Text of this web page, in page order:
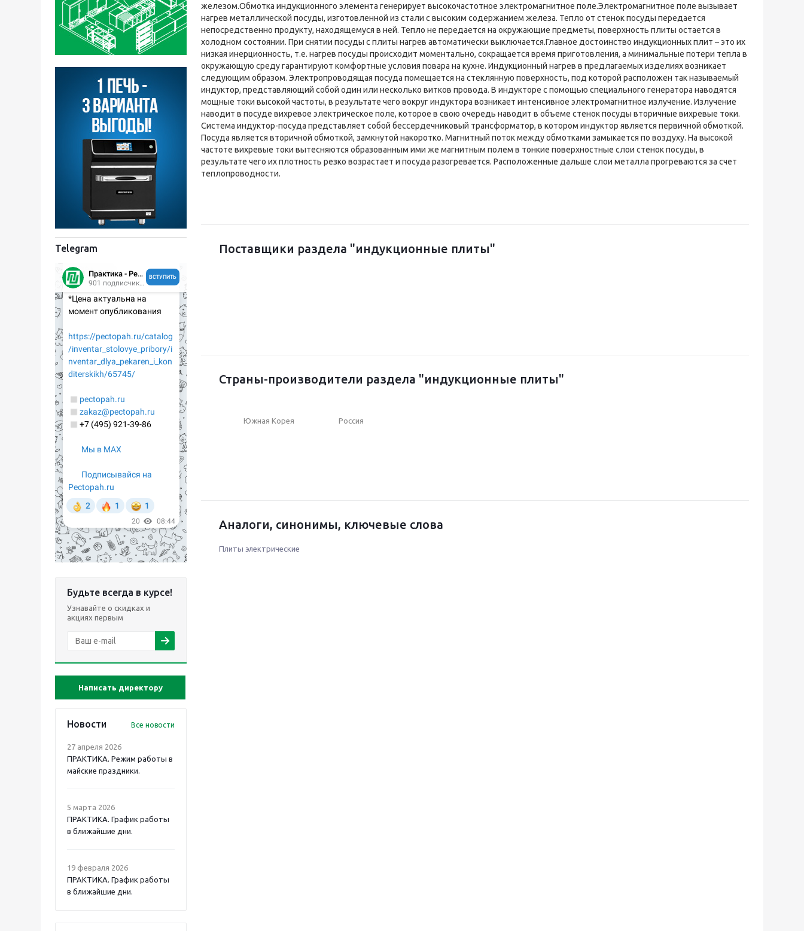
Telegram
Будьте всегда в курсе!
Узнавайте о скидках и
акциях первым
Написать директору
Новости Все новости
27 апреля 2026
ПРАКТИКА. Режим работы в
майские праздники.
5 марта 2026
ПРАКТИКА. График работы
в ближайшие дни.
19 февраля 2026
ПРАКТИКА. График работы
в ближайшие дни.
железом.Обмотка индукционного элемента генерирует высокочастотное электромагнитное поле.Электромагнитное поле вызывает
нагрев металлической посуды, изготовленной из стали с высоким содержанием железа. Тепло от стенок посуды передается
непосредственно продукту, находящемуся в ней. Тепло не передается на окружающие предметы, поверхность плиты остается в
холодном состоянии. При снятии посуды с плиты нагрев автоматически выключается.Главное достоинство индукционных плит – это их
низкая инерционность, т.е. нагрев посуды происходит моментально, сокращается время приготовления, а минимальные потери тепла в
окружающую среду гарантируют комфортные условия повара на кухне. Индукционный нагрев в предлагаемых изделиях возникает
следующим образом. Электропроводящая посуда помещается на стеклянную поверхность, под которой расположен так называемый
индуктор, представляющий собой один или несколько витков провода. В индукторе с помощью специального генератора наводятся
мощные токи высокой частоты, в результате чего вокруг индуктора возникает интенсивное электромагнитное излучение. Излучение
наводит в посуде вихревое электрическое поле, которое в свою очередь наводит в объеме стенок посуды вторичные вихревые токи.
Система индуктор-посуда представляет собой бессердечниковый трансформатор, в котором индуктор является первичной обмоткой.
Посуда является вторичной обмоткой, замкнутой накоротко. Магнитный поток между обмотками замыкается по воздуху. На высокой
частоте вихревые токи вытесняются образованным ими же магнитным полем в тонкие поверхностные слои стенок посуды, в
результате чего их плотность резко возрастает и посуда разогревается. Расположенные дальше слои металла прогреваются за счет
теплопроводности.
Поставщики раздела "индукционные плиты"
Страны-производители раздела "индукционные плиты"
Южная Корея Россия
Аналоги, синонимы, ключевые слова
Плиты электрические